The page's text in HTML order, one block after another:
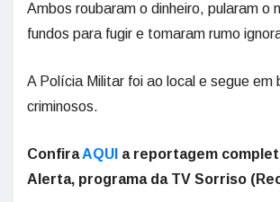
Ambos roubaram o dinheiro, pularam o
fundos para fugir e tomaram rumo
A Polícia Militar foi ao local e segue em
criminosos.
ConfiraAQUI a reportagem
Alerta, programa da TV Sorriso